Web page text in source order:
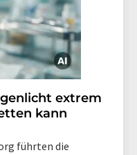
extrem
kann
führten die